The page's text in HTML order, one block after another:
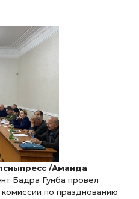
/Аманда
Бадра Гунба провел
по празднованию